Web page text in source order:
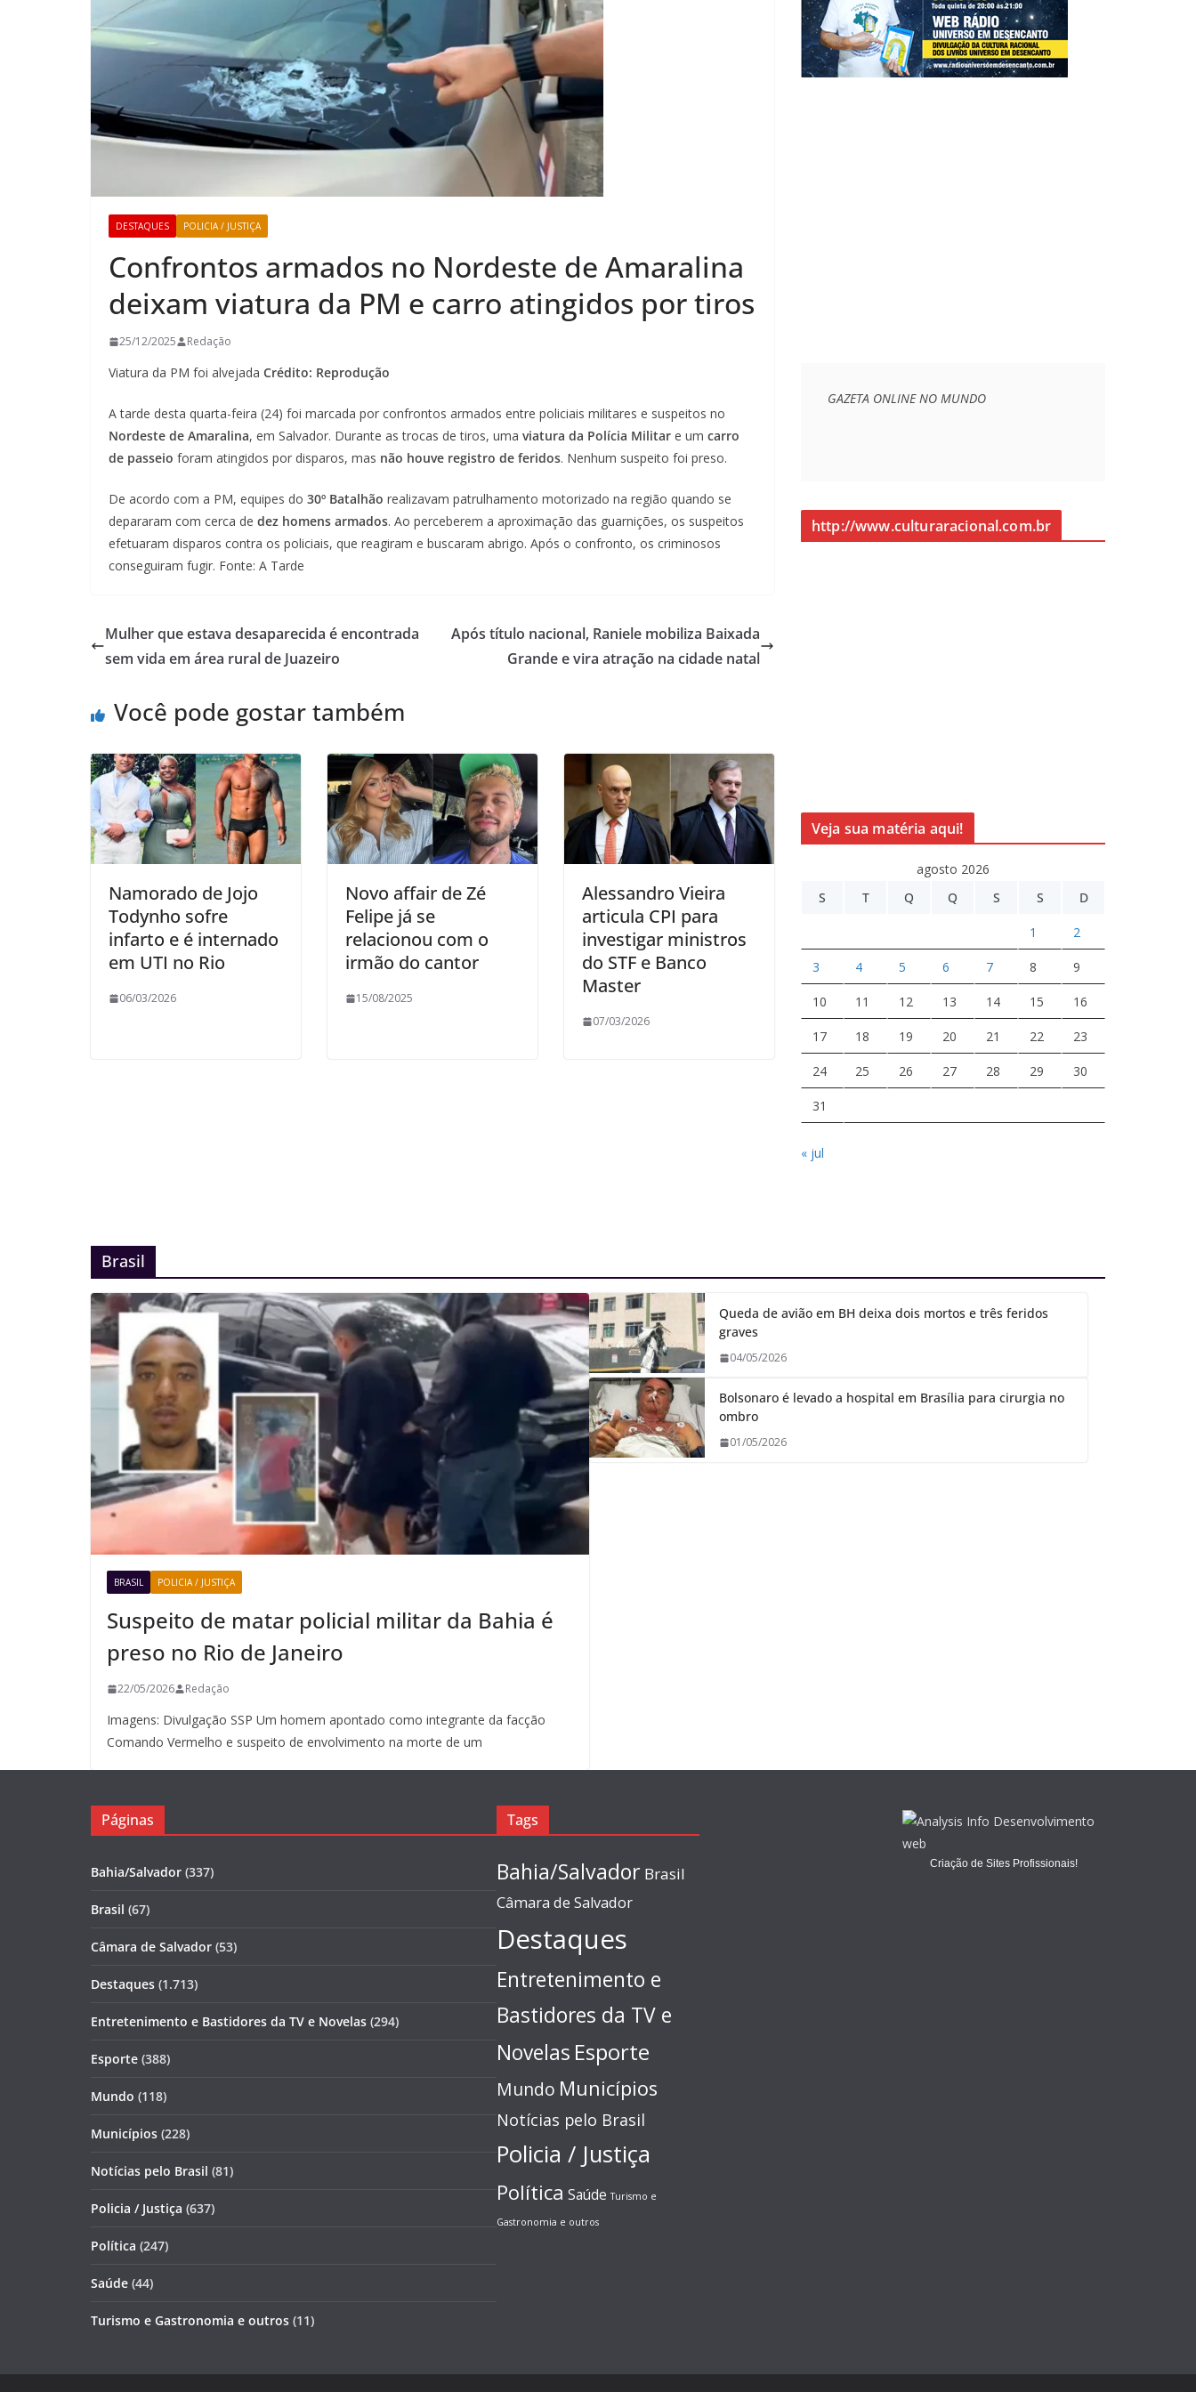
DESTAQUES POLICIA / JUSTIÇA
Confrontos armados no Nordeste de Amaralina
deixam viatura da PM e carro atingidos por tiros
25/12/2025 Redação
Viatura da PM foi alvejada Crédito: Reprodução
A tarde desta quarta-feira (24) foi marcada por confrontos armados entre policiais militares e suspeitos no
Nordeste de Amaralina, em Salvador. Durante as trocas de tiros, uma viatura da Polícia Militar e um carro
de passeio foram atingidos por disparos, mas não houve registro de feridos. Nenhum suspeito foi preso.
De acordo com a PM, equipes do 30º Batalhão realizavam patrulhamento motorizado na região quando se
depararam com cerca de dez homens armados. Ao perceberem a aproximação das guarnições, os suspeitos
efetuaram disparos contra os policiais, que reagiram e buscaram abrigo. Após o confronto, os criminosos
conseguiram fugir. Fonte: A Tarde
Mulher que estava desaparecida é encontrada
sem vida em área rural de Juazeiro
Após título nacional, Raniele mobiliza Baixada
Grande e vira atração na cidade natal
Você pode gostar também
Namorado de Jojo
Todynho sofre
infarto e é internado
em UTI no Rio
06/03/2026
Novo affair de Zé
Felipe já se
relacionou com o
irmão do cantor
15/08/2025
Alessandro Vieira
articula CPI para
investigar ministros
do STF e Banco
Master
07/03/2026
GAZETA ONLINE NO MUNDO
http://www.culturaracional.com.br
Veja sua matéria aqui!
agosto 2026
S
T Q Q S S D
1 2
3 4 5 6 7 8 9
10 11 12 13 14 15 16
17 18 19 20 21 22 23
24 25 26 27 28 29 30
31
« jul
Brasil
BRASIL POLICIA / JUSTIÇA
Suspeito de matar policial militar da Bahia é
preso no Rio de Janeiro
22/05/2026 Redação
Imagens: Divulgação SSP Um homem apontado como integrante da facção
Comando Vermelho e suspeito de envolvimento na morte de um
Queda de avião em BH deixa dois mortos e três feridos
graves
04/05/2026
Bolsonaro é levado a hospital em Brasília para cirurgia no
ombro
01/05/2026
Páginas
Bahia/Salvador (337)
Brasil (67)
Câmara de Salvador (53)
Destaques (1.713)
Entretenimento e Bastidores da TV e Novelas (294)
Esporte (388)
Mundo (118)
Municípios (228)
Notícias pelo Brasil (81)
Policia / Justiça (637)
Política (247)
Saúde (44)
Turismo e Gastronomia e outros (11)
Tags
Bahia/Salvador Brasil
Câmara de Salvador
Destaques
Entretenimento e
Bastidores da TV e
Novelas Esporte
Mundo Municípios
Notícias pelo Brasil
Policia / Justiça
Política Saúde Turismo e
Gastronomia e outros
Criação de Sites Profissionais!